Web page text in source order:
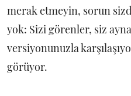
merak etmeyin, sorun
yok: Sizi görenler, siz
versiyonunuzla
görüyor.